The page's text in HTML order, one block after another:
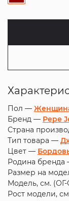
Пол —
Бренд — Pepe
Страна
Тип товара —
Цвет —
Родина бренда
Размер на
Модель, см.
Рост модели,